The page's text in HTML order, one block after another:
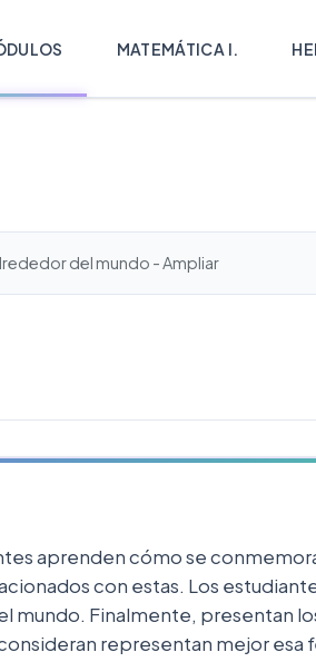
MATEMÁTICA I.
del mundo - Ampliar
aprenden cómo se
con estas. Los
mundo. Finalmente, presentan
representan mejor esa